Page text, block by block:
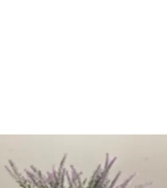
Jardim EsperançaJardim Graziela
do Bom JesusRecanto Phrynéa Santana